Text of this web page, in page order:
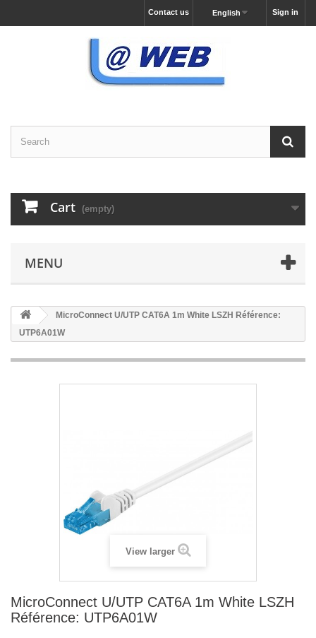
Sign in
English
Contact us
Cart (empty)
MENU
MicroConnect U/UTP CAT6A 1m White LSZH Référence:
UTP6A01W
View larger
MicroConnect U/UTP CAT6A 1m White LSZH
Référence: UTP6A01W